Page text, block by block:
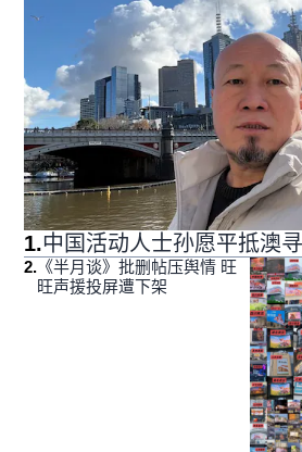
1.中国活动人士孙愿平抵澳
2. 《半月谈》批删帖压舆情 旺
旺声援投屏遭下架